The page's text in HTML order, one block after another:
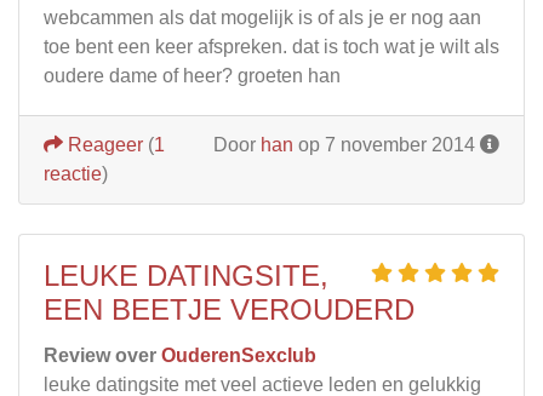
webcammen als dat mogelijk is of als je er nog aan
toe bent een keer afspreken. dat is toch wat je wilt als
oudere dame of heer? groeten han
Door han op 7 november 2014
Reageer (1
reactie)
LEUKE DATINGSITE,
EEN BEETJE VEROUDERD
Review over OuderenSexclub
leuke datingsite met veel actieve leden en gelukkig